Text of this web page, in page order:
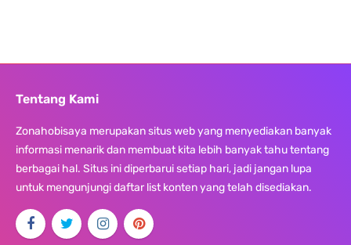
Tentang Kami
Zonahobisaya merupakan situs web yang menyediakan banyak
informasi menarik dan membuat kita lebih banyak tahu tentang
berbagai hal. Situs ini diperbarui setiap hari, jadi jangan lupa
untuk mengunjungi daftar list konten yang telah disediakan.